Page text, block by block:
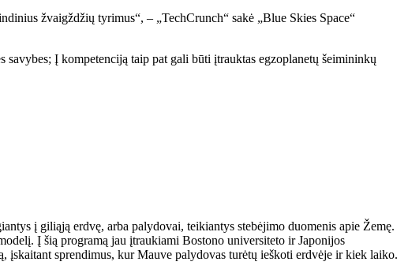
žvaigždžių tyrimus“, – „TechCrunch“ sakė „Blue Skies Space“
Į kompetenciją taip pat gali būti įtrauktas egzoplanetų šeimininkų
į giliąją erdvę, arba palydovai, teikiantys stebėjimo duomenis apie Žemę.
Į šią programą jau įtraukiami Bostono universiteto ir Japonijos
įskaitant sprendimus, kur Mauve palydovas turėtų ieškoti erdvėje ir kiek laiko.